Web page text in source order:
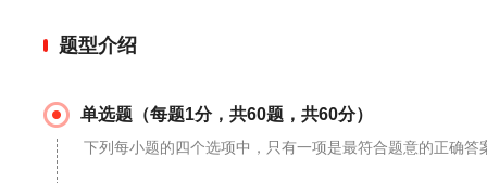
题型介绍
单选题（每题1分，共60题，共60分）
下列每小题的四个选项中，只有一项是最符合题意的正确